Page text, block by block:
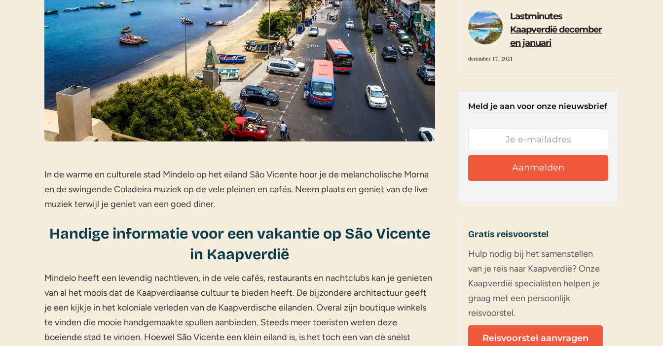
In de warme en culturele stad Mindelo op het eiland São Vicente hoor je de melancholische Morna
en de swingende Coladeira muziek op de vele pleinen en cafés. Neem plaats en geniet van de live
muziek terwijl je geniet van een goed diner.
Handige informatie voor een vakantie op São Vicente
in Kaapverdië
Mindelo heeft een levendig nachtleven, in de vele cafés, restaurants en nachtclubs kan je genieten
van al het moois dat de Kaapverdiaanse cultuur te bieden heeft. De bijzondere architectuur geeft
je een kijkje in het koloniale verleden van de Kaapverdische eilanden. Overal zijn boutique winkels
te vinden die mooie handgemaakte spullen aanbieden. Steeds meer toeristen weten deze
boeiende stad te vinden. Hoewel São Vicente een klein eiland is, is het toch een van de snelst
Lastminutes
Kaapverdië december
en januari
december 17, 2021
Meld je aan voor onze nieuwsbrief
Gratis reisvoorstel
Hulp nodig bij het samenstellen
van je reis naar Kaapverdië? Onze
Kaapverdië specialisten helpen je
graag met een persoonlijk
reisvoorstel.
Reisvoorstel aanvragen